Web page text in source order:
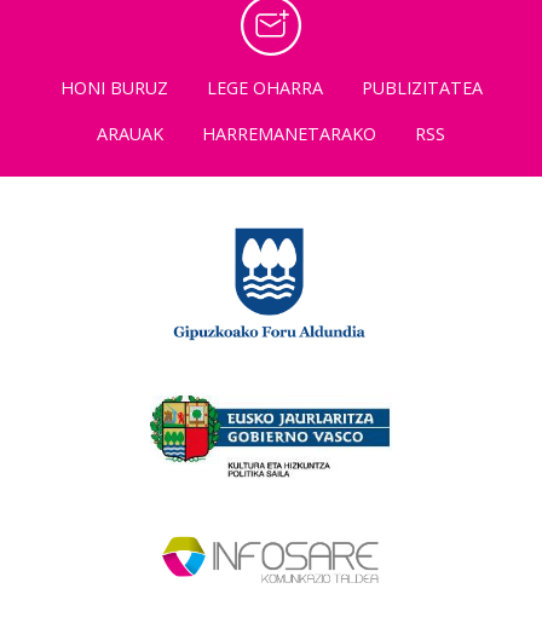
HONI BURUZ LEGE OHARRA
PUBLIZITATEA
ARAUAK
HARREMANETARAKO RSS